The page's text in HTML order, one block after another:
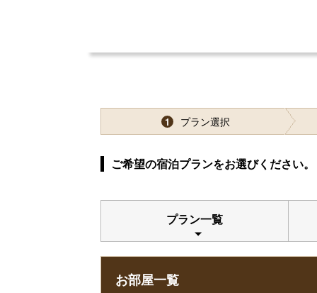
1 プラン選択
ご希望の宿泊プランをお選びください。
プラン一覧
お部屋一覧